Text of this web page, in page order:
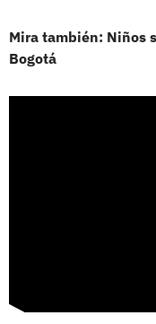
Mira también: Niños
Bogotá